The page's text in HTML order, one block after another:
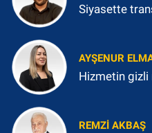
Siyasette
AYŞENUR
Hizmetin gizli
REMZI AKBAŞ